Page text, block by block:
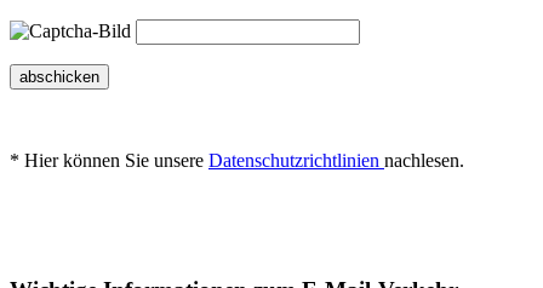
abschicken
* Hier können Sie unsere Datenschutzrichtlinien nachlesen.